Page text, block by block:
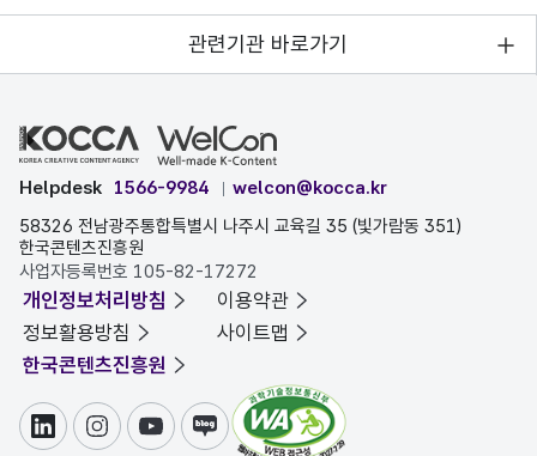
관련기관 바로가기
Helpdesk 1566-9984
welcon@kocca.kr
58326 전남광주통합특별시 나주시 교육길 35 (빛가람동 351)
한국콘텐츠진흥원
사업자등록번호 105-82-17272
개인정보처리방침
이용약관
정보활용방침
사이트맵
한국콘텐츠진흥원
링크드인인스타그램
유튜브블로그